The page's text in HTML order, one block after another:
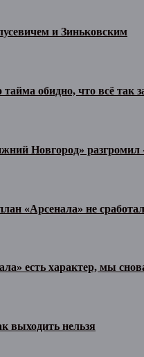
и Зиньковским
обидно, что всё так
Новгород»
«Арсенала» не
есть характер, мы
выходить нельзя